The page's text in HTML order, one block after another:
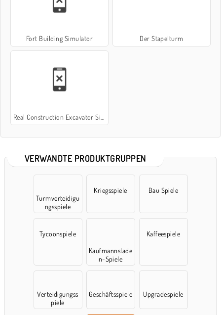
Fort Building Simulator Der Stapelturm
Real Construction Excavator Simulator
VERWANDTE PRODUKTGRUPPEN
Turmverteidigu
ngsspiele
Kriegsspiele Bau Spiele
Tycoonspiele
Kaufmannslade
n-Spiele
Kaffeespiele
Verteidigungss
piele
Geschäftsspiele Upgradespiele